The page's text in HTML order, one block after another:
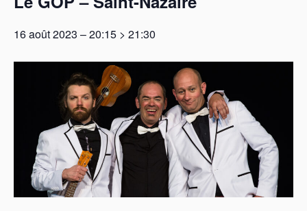
16 août 2023 – 20:15 > 21:30